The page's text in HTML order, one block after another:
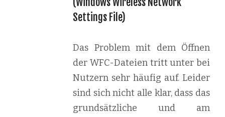
Settings File)
Das Problem mit dem Öffnen
der WFC-Dateien tritt unter bei
Nutzern sehr häufig auf. Leider
sind sich nicht alle klar, dass das
grundsätzliche und am